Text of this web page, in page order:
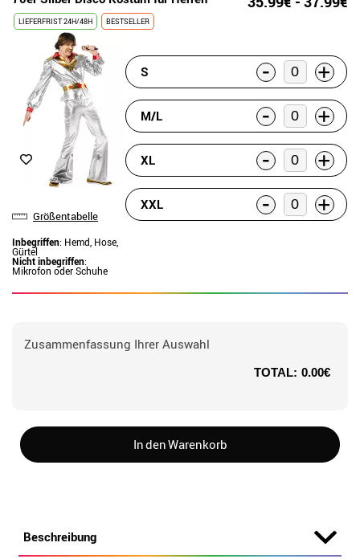
LIEFERFRIST 24H/48H BESTSELLER
Größentabelle
Inbegriffen: Hemd, Hose,
Gürtel
Nicht inbegriffen:
Mikrofon oder Schuhe
S - +
M/L - +
XL - +
XXL - +
Zusammenfassung Ihrer Auswahl
TOTAL: 0.00€
In den Warenkorb
Beschreibung